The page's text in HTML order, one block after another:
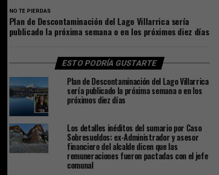
NO TE PIERDAS
Plan de Descontaminación del Lago Villarrica sería
publicado la próxima semana o en los próximos diez días
ESTO PODRÍA GUSTARTE
Plan de Descontaminación del Lago Villarrica
sería publicado la próxima semana o en los
próximos diez días
Los detalles inéditos del sumario por Caso
Sobresueldos: ex-Administrador y asesor
financiero del alcalde dicen que las
remuneraciones fueron pactadas con el jefe
comunal